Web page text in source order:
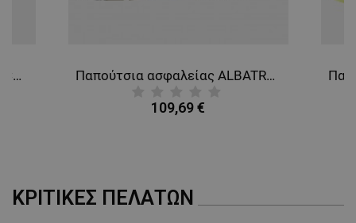
Παπούτσια ALBATROS EIGER CTX LOW Παπούτσια ασφαλείας ALBATROS ULTIMATE IMPULSE OLIVE S1P ESD HRO SRA
109,69 €
ΚΡΙΤΙΚΈΣ ΠΕΛΑΤΏΝ